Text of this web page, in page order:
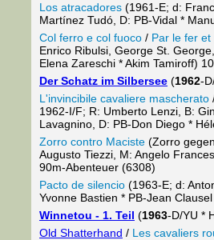
Los atracadores (1961-E; d:
Martínez Tudó, D: PB-Vidal *
Col ferro e col fuoco / Par le fer et
Enrico Ribulsi, George St.
Elena Zareschi * Akim Tamiroff)
Der Schatz im Silbersee (1962-
L'invincibile cavaliere mascherato
1962-I/F; R: Umberto Lenzi, B:
Lavagnino, D: PB-Don Diego *
Zorro contro Maciste (Zorro
Augusto Tiezzi, M: Angelo
90m-Abenteuer (6308)
Pacto de silencio (1963-E; d:
Yvonne Bastien * PB-Jean
Winnetou - 1. Teil (1963-D/YU *
Old Shatterhand / Les cavaliers